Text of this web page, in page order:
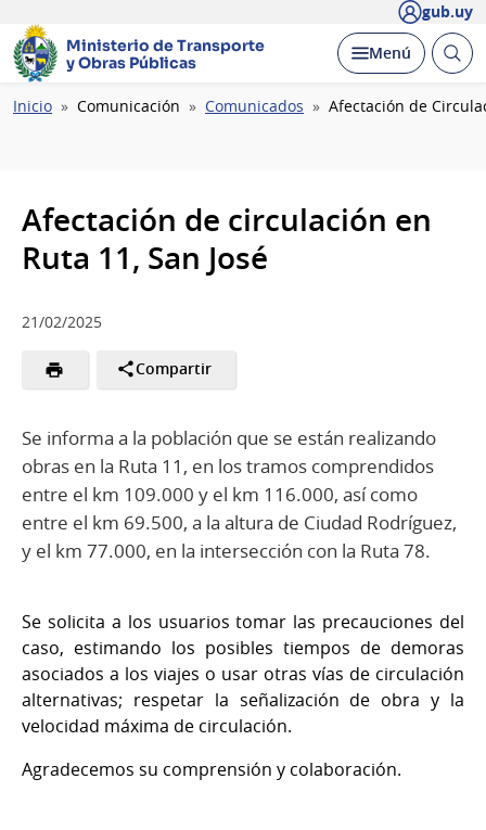
gub.uy
Ministerio de Transporte
y Obras Públicas
Desplegar
Menú Abrir
Ruta
Inicio Comunicación Comunicados Afectación de
Afectación de circulación en
Ruta 11, San José
21/02/2025
Compartir
Se informa a la población que se están realizando
obras en la Ruta 11, en los tramos comprendidos
entre el km 109.000 y el km 116.000, así como
entre el km 69.500, a la altura de Ciudad Rodríguez,
y el km 77.000, en la intersección con la Ruta 78.
Se solicita a los usuarios tomar las precauciones del
caso, estimando los posibles tiempos de demoras
asociados a los viajes o usar otras vías de circulación
alternativas; respetar la señalización de obra y la
velocidad máxima de circulación.
Agradecemos su comprensión y colaboración.